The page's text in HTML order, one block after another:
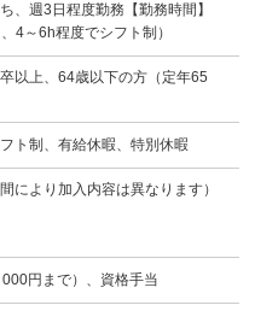
、週3日程度勤務【勤務時間】
4～6h程度でシフト制）
上、64歳以下の方（定年65
ト制、有給休暇、特別休暇
により加入内容は異なります）
円まで）、資格手当